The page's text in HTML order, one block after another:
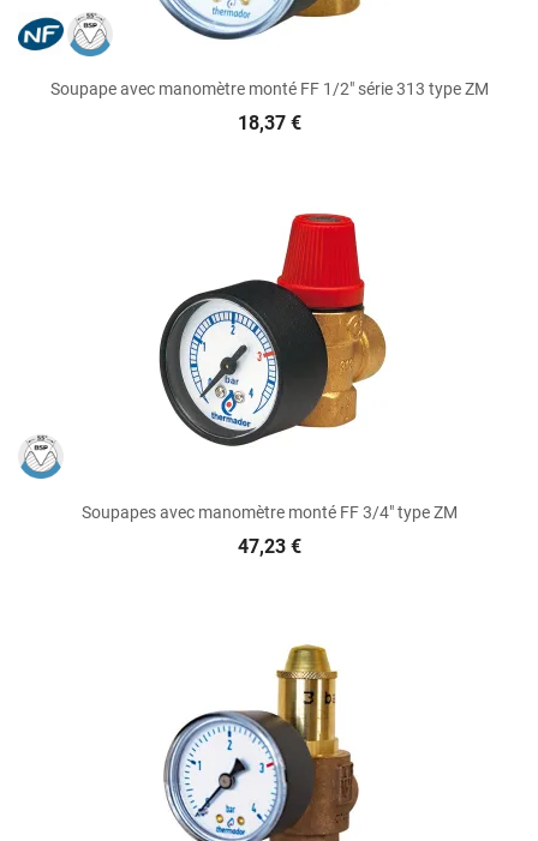
Soupape avec manomètre monté FF 1/2" série 313 type ZM
18,37 €
Soupapes avec manomètre monté FF 3/4" type ZM
47,23 €